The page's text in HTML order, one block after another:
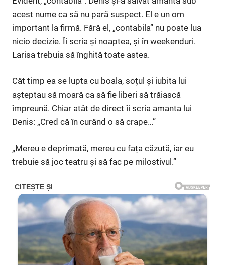
acest nume ca să nu pară suspect. El e un om
important la firmă. Fără el, „contabila” nu poate lua
nicio decizie. Îi scria și noaptea, și în weekenduri.
Larisa trebuia să înghită toate astea.
Cât timp ea se lupta cu boala, soțul și iubita lui
așteptau să moară ca să fie liberi să trăiască
împreună. Chiar atât de direct îi scria amanta lui
Denis: „Cred că în curând o să crape…”
„Mereu e deprimată, mereu cu fața căzută, iar eu
trebuie să joc teatru și să fac pe milostivul.”